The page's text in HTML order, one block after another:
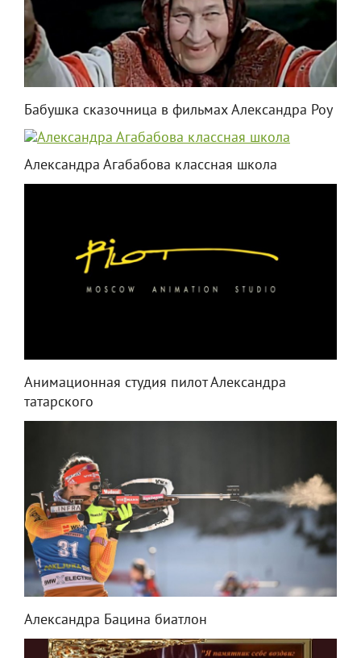
Бабушка сказочница в фильмах Александра Роу
Александра Агабабова классная школа
Анимационная студия пилот Александра
татарского
Александра Бацина биатлон